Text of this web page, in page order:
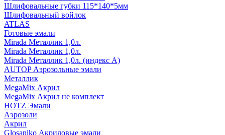
Шлифовальные губки 115*140*5мм
Шлифовальный войлок
ATLAS
Готовые эмали
Mirada Металлик 1,0л.
Mirada Металлик 1,0л.
Mirada Металлик 1,0л. (индекс А)
AUTOP Аэрозольные эмали
Металлик
MegaMix Акрил
MegaMix Акрил не комплект
HOTZ Эмали
Аэрозоли
Акрил
Glosaniko Акриловые эмали